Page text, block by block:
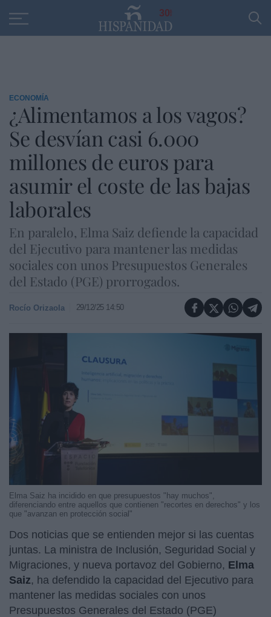
30
ECONOMÍA
¿Alimentamos a los vagos?
Se desvían casi 6.000
millones de euros para
asumir el coste de las bajas
laborales
En paralelo, Elma Saiz defiende la capacidad
del Ejecutivo para mantener las medidas
sociales con unos Presupuestos Generales
del Estado (PGE) prorrogados.
Rocío Orizaola 29/12/25 14:50
Elma Saiz ha incidido en que presupuestos "hay muchos",
diferenciando entre aquellos que contienen "recortes en derechos" y los
que "avanzan en protección social"
Dos noticias que se entienden mejor si las cuentas
juntas. La ministra de Inclusión, Seguridad Social y
Migraciones, y nueva portavoz del Gobierno, Elma
Saiz, ha defendido la capacidad del Ejecutivo para
mantener las medidas sociales con unos
Presupuestos Generales del Estado (PGE)